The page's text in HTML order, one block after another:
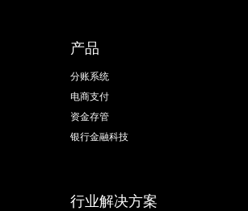
产品
分账系统
电商支付
资金存管
银行金融科技
行业解决方案